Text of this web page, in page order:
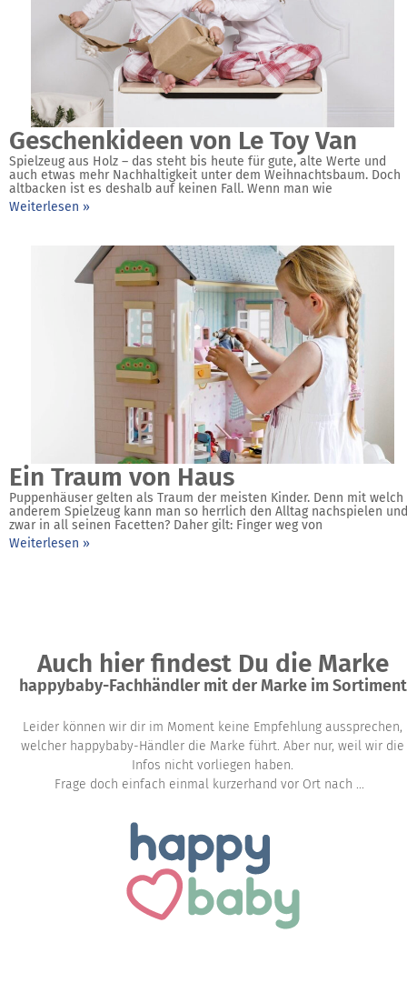
Geschenkideen von Le Toy Van
Spielzeug aus Holz – das steht bis heute für gute, alte Werte und
auch etwas mehr Nachhaltigkeit unter dem Weihnachtsbaum. Doch
altbacken ist es deshalb auf keinen Fall. Wenn man wie
Weiterlesen »
Ein Traum von Haus
Puppenhäuser gelten als Traum der meisten Kinder. Denn mit welch
anderem Spielzeug kann man so herrlich den Alltag nachspielen und
zwar in all seinen Facetten? Daher gilt: Finger weg von
Weiterlesen »
Auch hier findest Du die Marke
happybaby-Fachhändler mit der Marke im Sortiment
Leider können wir dir im Moment keine Empfehlung aussprechen,
welcher happybaby-Händler die Marke führt. Aber nur, weil wir die
Infos nicht vorliegen haben.
Frage doch einfach einmal kurzerhand vor Ort nach ...